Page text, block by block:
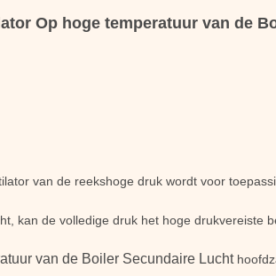
Op hoge temperatuur van de
van de reekshoge druk wordt voor
kan de volledige druk het hoge drukvereiste
van de Boiler Secundaire Lucht